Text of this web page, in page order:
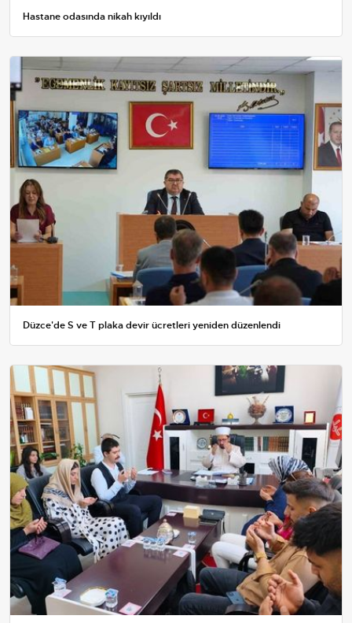
Hastane odasında nikah kıyıldı
Düzce'de S ve T plaka devir ücretleri yeniden düzenlendi